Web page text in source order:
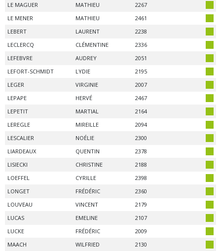
LE MAGUER
MATHIEU
2267
LE MENER
MATHIEU
2461
LEBERT
LAURENT
2238
LECLERCQ
CLÉMENTINE
2336
LEFEBVRE
AUDREY
2051
LEFORT-SCHMIDT
LYDIE
2195
LEGER
VIRGINIE
2007
LEPAPE
HERVÉ
2467
LEPETIT
MARTIAL
2164
LEREGLE
MIREILLE
2094
LESCALIER
NOÉLIE
2300
LIARDEAUX
QUENTIN
2378
LISIECKI
CHRISTINE
2188
LOEFFEL
CYRILLE
2398
LONGET
FRÉDÉRIC
2360
LOUVEAU
VINCENT
2179
LUCAS
EMELINE
2107
LUCKE
FRÉDÉRIC
2009
MAACH
WILFRIED
2130